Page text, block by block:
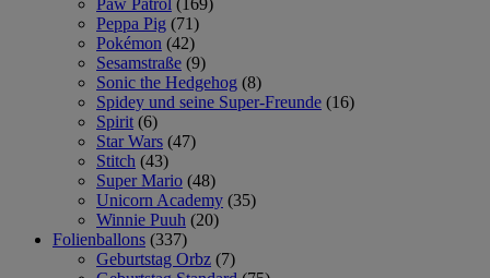
Peppa Pig (71)
Pokémon (42)
Sesamstraße (9)
Sonic the Hedgehog (8)
Spidey und seine Super-Freunde (16)
Spirit (6)
Star Wars (47)
Stitch (43)
Super Mario (48)
Unicorn Academy (35)
Winnie Puuh (20)
Folienballons (337)
Geburtstag Orbz (7)